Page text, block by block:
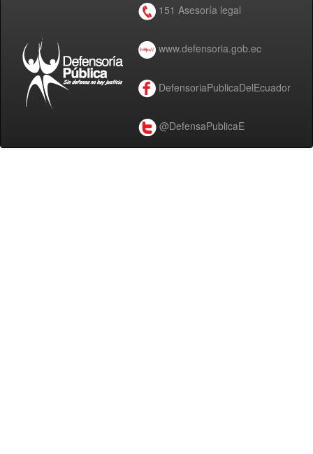
151 Asesoría legal
www.defensoria.gob.ec
DefensoriaPublicaDelEcuador
@DefensaPublicaE